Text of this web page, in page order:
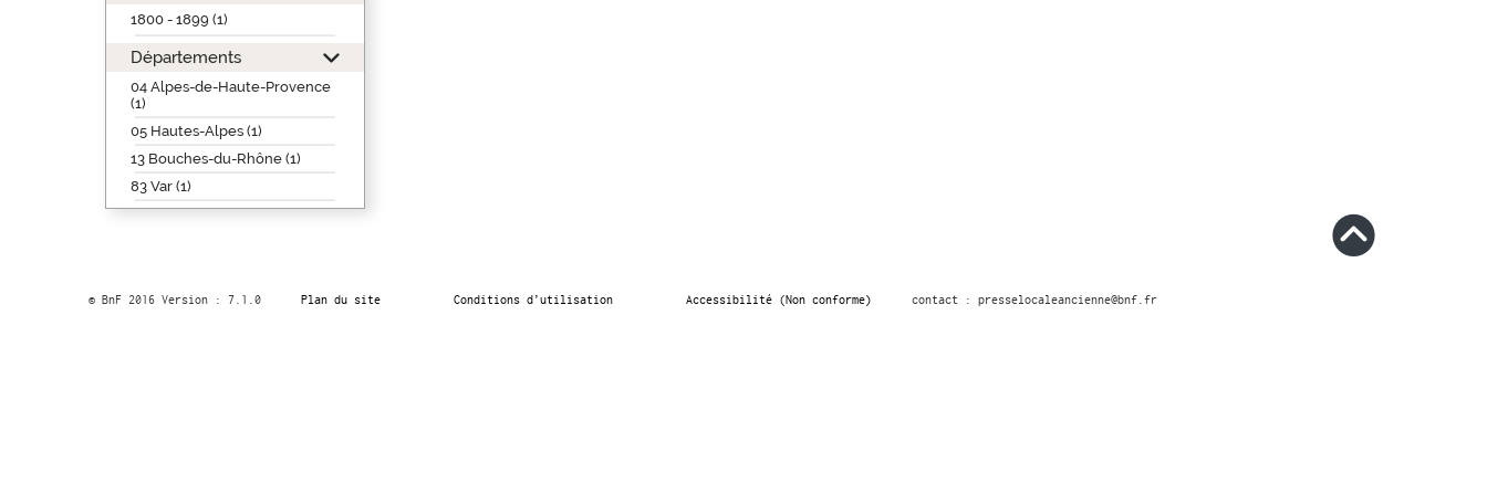
1800 - 1899 (1)
Départements
04 Alpes-de-Haute-Provence
(1)
05 Hautes-Alpes (1)
13 Bouches-du-Rhône (1)
83 Var (1)
© BnF 2016 Version : 7.1.0 Plan du site Conditions d’utilisation Accessibilité (Non conforme) contact : presselocaleancienne@bnf.fr